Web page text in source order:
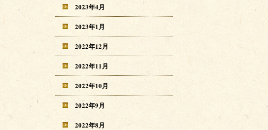
2023年4月
2023年1月
2022年12月
2022年11月
2022年10月
2022年9月
2022年8月